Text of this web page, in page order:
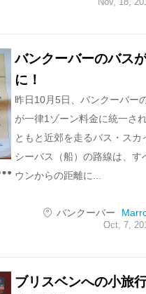
バンクーバーのバス
に！
昨日10月5日、バンクーバー
が一律1ゾーン料金に統一さ
ともと近郊を走るバス・スカ
シーバス（船）の路線は、す
ウンからの距離に...
バンクーバー
Oct, 7,
ブリスベンへの小旅